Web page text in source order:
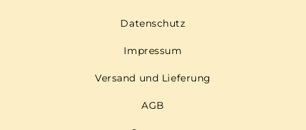
Datenschutz
Impressum
Versand und Lieferung
AGB